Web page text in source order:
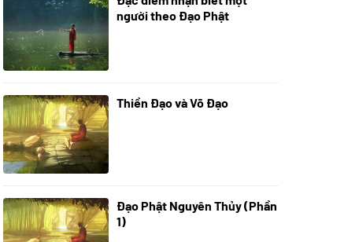
01/06/2024
người theo Đạo Phật
30/11/2022
Thiền Đạo và Võ Đạo
08/06/2022
Đạo Phật Nguyên Thủy (Phần
1)